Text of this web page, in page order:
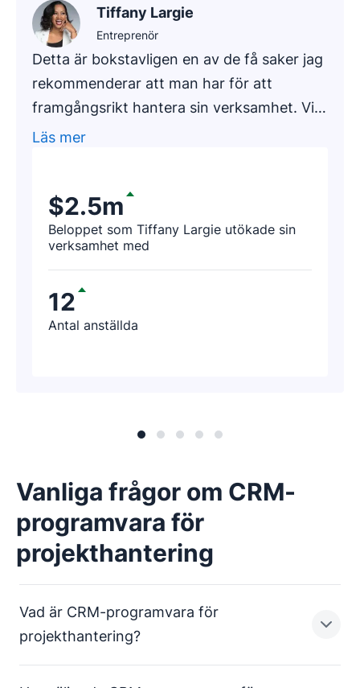
Detta är bokstavligen en av de få saker jag
rekommenderar att man har för att
framgångsrikt hantera sin verksamhet. Vi
bad en av våra nyare kunder, en
att hitta prospekt. Efter några timmar
kontaktade byråns representant oss och
sade: "Jag har precis hittat intäkter värda
Läs mer
Tiffany Largie
Entreprenör
Beloppet som Tiffany Largie utökade sin
verksamhet med
$2.5m
Antal anställda
12
Vanliga frågor om CRM-
programvara för
projekthantering
Vad är CRM-programvara för
projekthantering?